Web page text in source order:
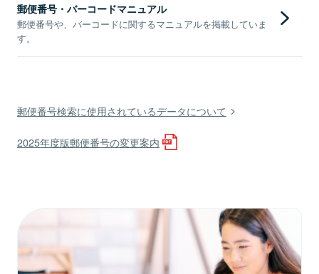
郵便番号・バーコードマニュアル
郵便番号や、バーコードに関するマニュアルを掲載していま
す。
郵便番号検索に使用されているデータについて
2025年度版郵便番号の変更案内